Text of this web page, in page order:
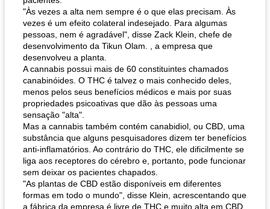
"Às vezes a alta nem sempre é o que elas precisam. Às
vezes é um efeito colateral indesejado. Para algumas
pessoas, nem é agradável", disse Zack Klein, chefe de
desenvolvimento da Tikun Olam. , a empresa que
desenvolveu a planta.
A cannabis possui mais de 60 constituintes chamados
canabinóides. O THC é talvez o mais conhecido deles,
menos pelos seus benefícios médicos e mais por suas
propriedades psicoativas que dão às pessoas uma
sensação "alta".
Mas a cannabis também contém canabidiol, ou CBD, uma
substância que alguns pesquisadores dizem ter benefícios
anti-inflamatórios. Ao contrário do THC, ele dificilmente se
liga aos receptores do cérebro e, portanto, pode funcionar
sem deixar os pacientes chapados.
"As plantas de CBD estão disponíveis em diferentes
formas em todo o mundo", disse Klein, acrescentando que
a fábrica da empresa é livre de THC e muito alta em CBD.